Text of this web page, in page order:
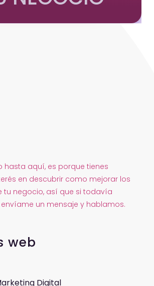
hasta aquí, es porque tienes
en descubrir como mejorar los
tu negocio, así que si todavía
un mensaje y hablamos.
web
Digital